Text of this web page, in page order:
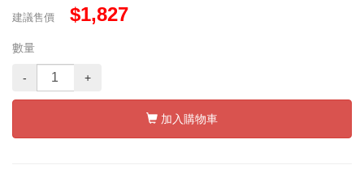
建議售價 $1,827
數量
- +
加入購物車